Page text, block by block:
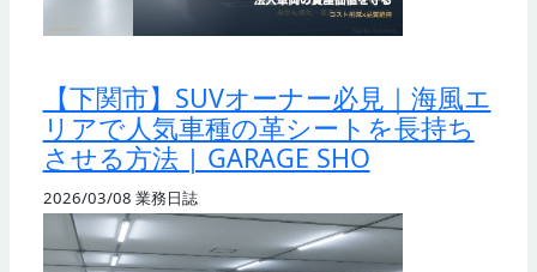
【下関市】SUVオーナー必見｜海風エ
リアで人気車種の革シートを長持ち
させる方法 | GARAGE SHO
2026/03/08 業務日誌